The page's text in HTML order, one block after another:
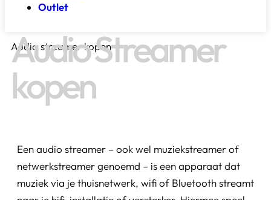
Outlet
Audio streamer kopen
Audio Streamer
kopen
Een audio streamer – ook wel muziekstreamer of
netwerkstreamer genoemd – is een apparaat dat
muziek via je thuisnetwerk, wifi of Bluetooth streamt